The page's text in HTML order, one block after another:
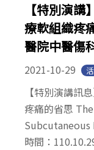
【特別演
療軟組織疼
醫院中醫傷
2021-10-29
【特別演講訊
疼痛的省思
時間：